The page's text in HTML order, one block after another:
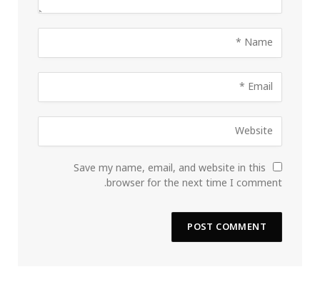
Save my name, email, and website in this
browser for the next time I comment.